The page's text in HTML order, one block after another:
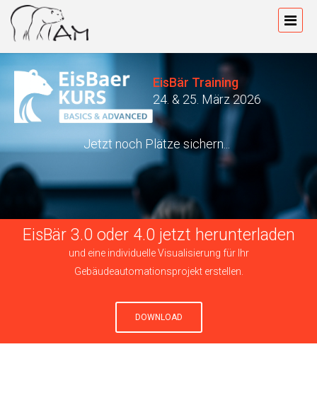
EisBär Training
24. & 25. März 2026
Jetzt noch Plätze sichern...
ZUM SCHULUNGSKALENDER...
EisBär 3.0 oder 4.0 jetzt herunterladen
und eine individuelle Visualisierung für Ihr
Gebäudeautomationsprojekt erstellen.
DOWNLOAD